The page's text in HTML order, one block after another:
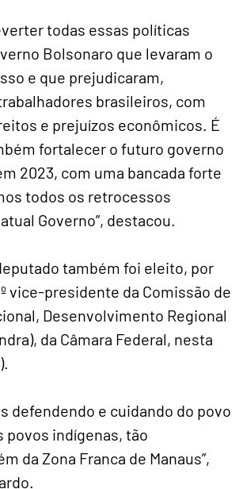
todas essas políticas
Bolsonaro que levaram o
e que prejudicaram,
brasileiros, com
e prejuízos econômicos. É
fortalecer o futuro governo
2023, com uma bancada forte
todos os retrocessos
Governo”, destacou.
também foi eleito, por
vice-presidente da Comissão de
Desenvolvimento Regional
da Câmara Federal, nesta
defendendo e cuidando do povo
povos indígenas, tão
da Zona Franca de Manaus”,